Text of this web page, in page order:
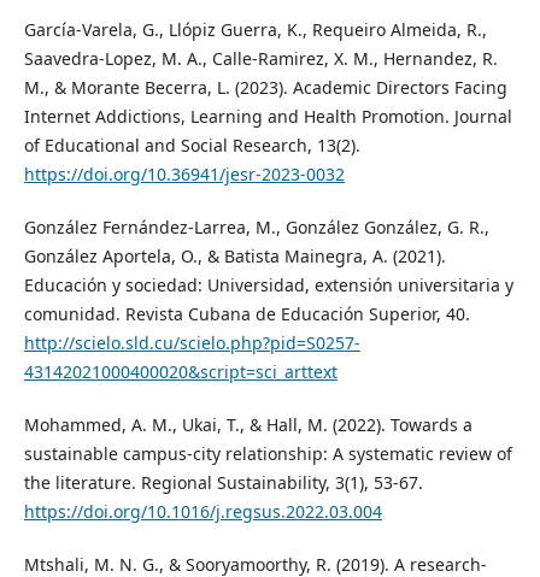
García-Varela, G., Llópiz Guerra, K., Requeiro Almeida, R.,
Saavedra-Lopez, M. A., Calle-Ramirez, X. M., Hernandez, R.
M., & Morante Becerra, L. (2023). Academic Directors Facing
Internet Addictions, Learning and Health Promotion. Journal
of Educational and Social Research, 13(2).
https://doi.org/10.36941/jesr-2023-0032
González Fernández-Larrea, M., González González, G. R.,
González Aportela, O., & Batista Mainegra, A. (2021).
Educación y sociedad: Universidad, extensión universitaria y
comunidad. Revista Cubana de Educación Superior, 40.
http://scielo.sld.cu/scielo.php?pid=S0257-
43142021000400020&script=sci_arttext
Mohammed, A. M., Ukai, T., & Hall, M. (2022). Towards a
sustainable campus-city relationship: A systematic review of
the literature. Regional Sustainability, 3(1), 53-67.
https://doi.org/10.1016/j.regsus.2022.03.004
Mtshali, M. N. G., & Sooryamoorthy, R. (2019). A research-